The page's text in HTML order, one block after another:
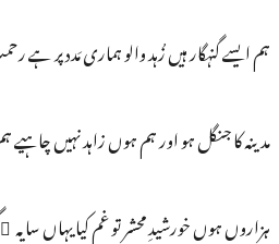
ہم ایسے گنہگار ہیں زُہد والو ہماری مَدد پر ہے
مدینہ کا جنگل ہو اور ہم ہوں زاہد نہیں
ہزاروں ہوں خورشیدِ محشر تو غم کیا یہاں